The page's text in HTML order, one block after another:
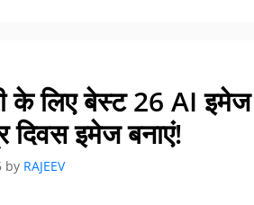
के लिए बेस्ट 26 AI इमेज
दिवस इमेज बनाएं!
by RAJEEV